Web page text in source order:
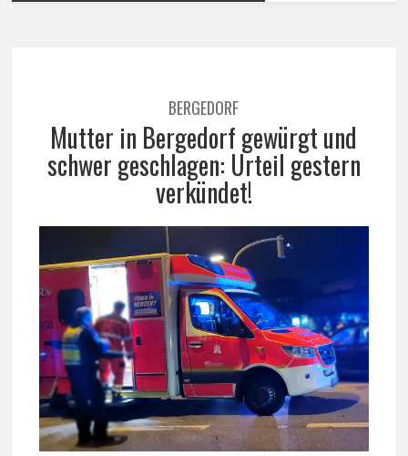
BERGEDORF
Mutter in Bergedorf gewürgt und
schwer geschlagen: Urteil gestern
verkündet!